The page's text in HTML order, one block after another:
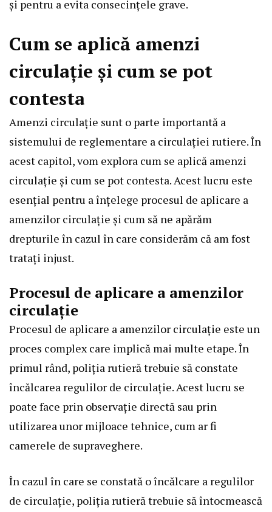
și pentru a evita consecințele grave.
Cum se aplică amenzi
circulație și cum se pot
contesta
Amenzi circulație sunt o parte importantă a
sistemului de reglementare a circulației rutiere. În
acest capitol, vom explora cum se aplică amenzi
circulație și cum se pot contesta. Acest lucru este
esențial pentru a înțelege procesul de aplicare a
amenzilor circulație și cum să ne apărăm
drepturile în cazul în care considerăm că am fost
tratați injust.
Procesul de aplicare a amenzilor
circulație
Procesul de aplicare a amenzilor circulație este un
proces complex care implică mai multe etape. În
primul rând, poliția rutieră trebuie să constate
încălcarea regulilor de circulație. Acest lucru se
poate face prin observație directă sau prin
utilizarea unor mijloace tehnice, cum ar fi
camerele de supraveghere.
În cazul în care se constată o încălcare a regulilor
de circulație, poliția rutieră trebuie să întocmească